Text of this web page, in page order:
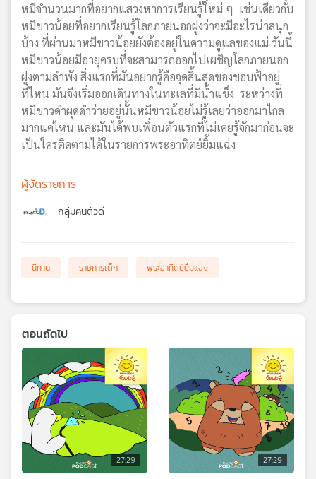
แผนที่
วิทยุ
เครือ
ข่าย
หมีจำนวนมากที่อยากแสวงหาการเรียนรู้ใหม่ ๆ เช่นเดียวกับ
หมีขาวน้อยที่อยากเรียนรู้โลกภายนอกฝูงว่าจะมีอะไรน่าสนุก
บ้าง ที่ผ่านมาหมีขาวน้อยยังต้องอยู่ในความดูแลของแม่ วันนี้
หมีขาวน้อยมีอายุครบที่จะสามารถออกไปเผชิญโลกภายนอก
ฝูงตามลำพัง สิ่งแรกที่มันอยากรู้คือจุดสิ้นสุดของขอบฟ้าอยู่
ที่ไหน มันจึงเริ่มออกเดินทางในทะเลที่มีน้ำแข็ง ระหว่างที่
หมีขาวดำผุดดำว่ายอยู่นั้นหมีขาวน้อยไม่รู้เลยว่าออกมาไกล
มากแค่ไหน และมันได้พบเพื่อนตัวแรกที่ไม่เคยรู้จักมาก่อนจะ
เป็นใครติดตามได้ในรายการพระอาทิตย์ยิ้มแฉ่ง
ผู้จัดรายการ
กลุ่มคนตัวดี
นิทาน รายการเด็ก พระอาทิตย์ยิ้มแฉ่ง
ตอนถัดไป
27:29 27:29